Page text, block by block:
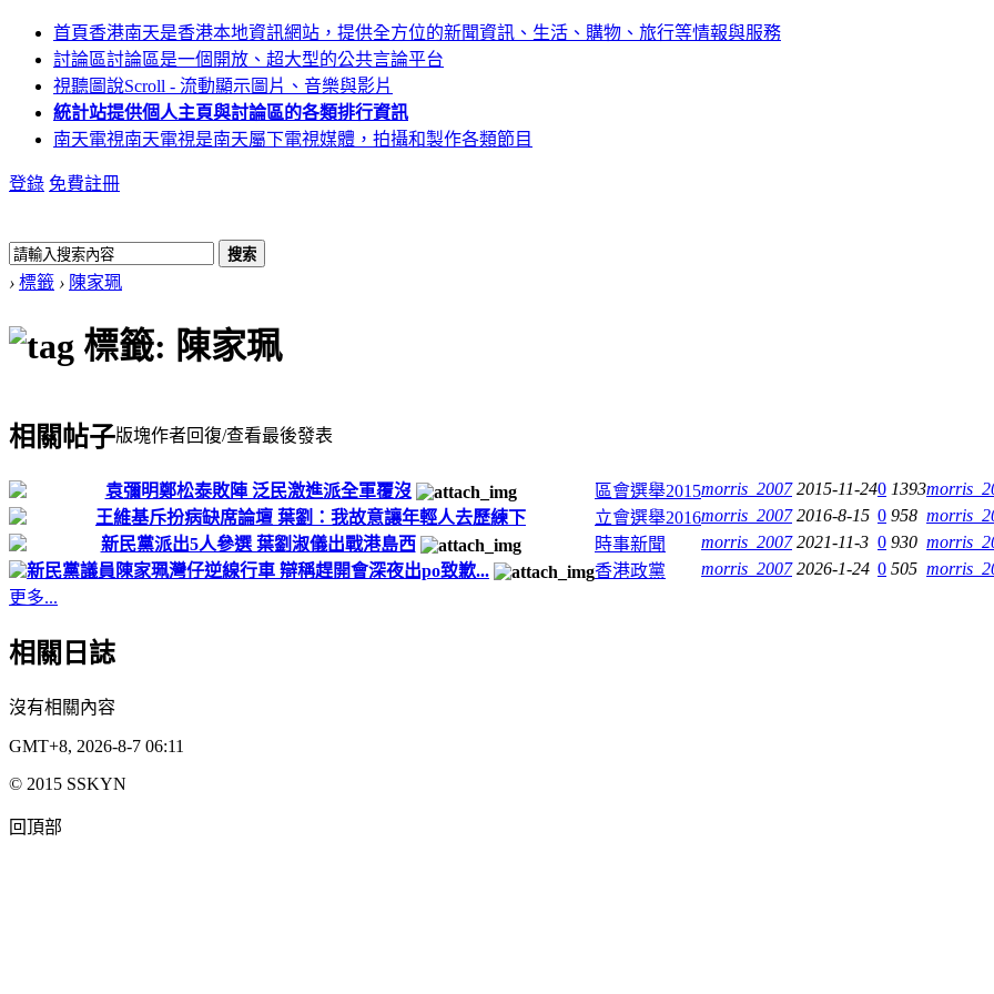
首頁香港南天是香港本地資訊網站，提供全方位的新聞資訊、生活、購物、旅行等情報與服務
討論區討論區是一個開放、超大型的公共言論平台
視聽圖說Scroll - 流動顯示圖片、音樂與影片
統計站提供個人主頁與討論區的各類排行資訊
南天電視南天電視是南天屬下電視媒體，拍攝和製作各類節目
登錄 免費註冊
搜索
› 標籤 › 陳家珮
標籤: 陳家珮
相關帖子版塊作者回復/查看最後發表
袁彌明鄭松泰敗陣 泛民激進派全軍覆沒 區會選舉2015morris_2007 2015-11-240 1393
王維基斥扮病缺席論壇 葉劉：我故意讓年輕人去歷練下
立會選舉2016morris_2007 2016-8-15 0 958
新民黨派出5人參選 葉劉淑儀出戰港島西
時事新聞 morris_2007 2021-11-3 0 930
新民黨議員陳家珮灣仔逆線行車 辯稱趕開會深夜出po致歉...
香港政黨 morris_2007 2026-1-24 0 505
更多...
相關日誌
沒有相關內容
GMT+8, 2026-8-7 06:11
© 2015 SSKYN
回頂部